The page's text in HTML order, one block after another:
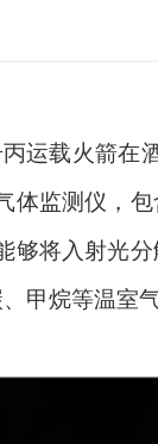
运载火箭在
体监测仪，
够将入射光
、甲烷等温室